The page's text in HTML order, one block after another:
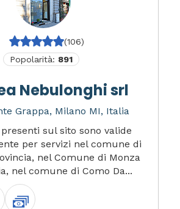
(106)
Popolarità: 891
Nebulonghi srl
Grappa, Milano MI, Italia
sul sito sono valide
per servizi nel comune di
nel Comune di Monza
nel comune di Como Da...